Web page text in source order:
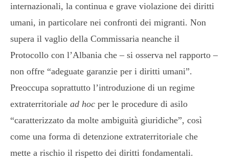
internazionali, la continua e grave violazione dei diritti
umani, in particolare nei confronti dei migranti. Non
supera il vaglio della Commissaria neanche il
Protocollo con l’Albania che – si osserva nel rapporto –
non offre “adeguate garanzie per i diritti umani”.
Preoccupa soprattutto l’introduzione di un regime
extraterritoriale ad hoc per le procedure di asilo
“caratterizzato da molte ambiguità giuridiche”, così
come una forma di detenzione extraterritoriale che
mette a rischio il rispetto dei diritti fondamentali.